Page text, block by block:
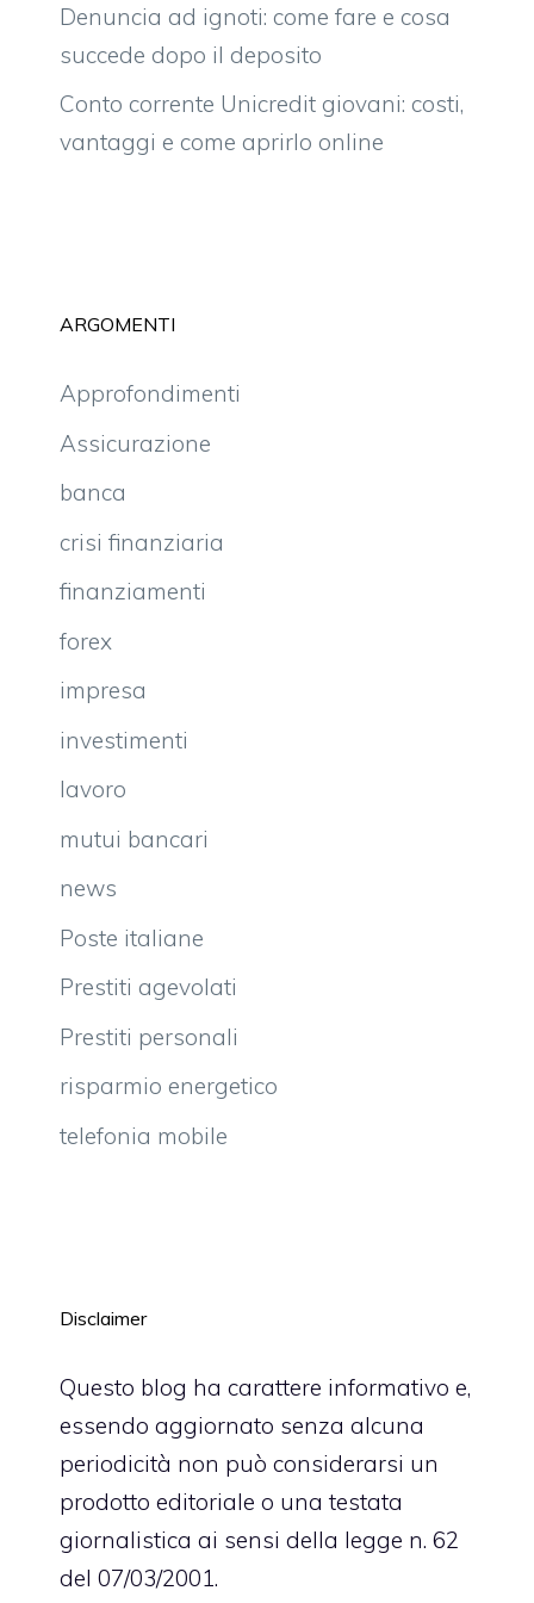
Denuncia ad ignoti: come fare e cosa
succede dopo il deposito
Conto corrente Unicredit giovani: costi,
vantaggi e come aprirlo online
ARGOMENTI
Approfondimenti
Assicurazione
banca
crisi finanziaria
finanziamenti
forex
impresa
investimenti
lavoro
mutui bancari
news
Poste italiane
Prestiti agevolati
Prestiti personali
risparmio energetico
telefonia mobile
Disclaimer
Questo blog ha carattere informativo e,
essendo aggiornato senza alcuna
periodicità non può considerarsi un
prodotto editoriale o una testata
giornalistica ai sensi della legge n. 62
del 07/03/2001.